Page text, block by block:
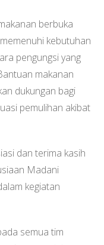
berbuka
kebutuhan
pengungsi yang
makanan
dukungan bagi
pemulihan akibat
dan terima kasih
Madani
kegiatan
semua tim